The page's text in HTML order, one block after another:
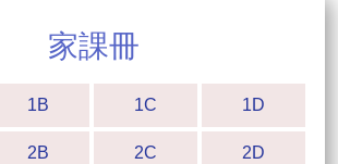
家課冊
1B 1C 1D
2B 2C 2D